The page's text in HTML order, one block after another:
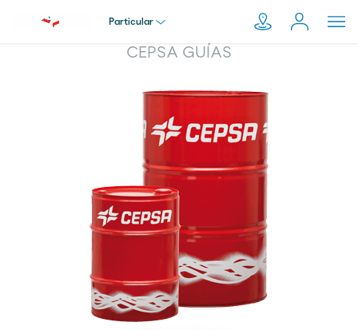
Particular
Empresa
Distribuidor
Transportador
CEPSA GUÍAS